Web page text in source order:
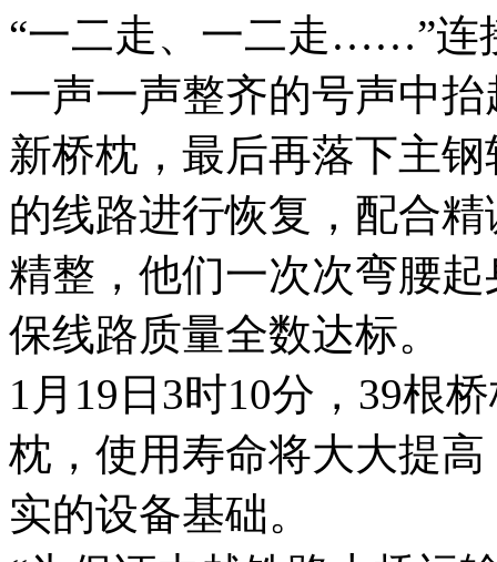
“一二走、一二走……”连
一声一声整齐的号声中
新桥枕，最后再落下主
的线路进行恢复，配合
精整，他们一次次弯腰
保线路质量全数达标。
1月19日3时10分，39根
枕，使用寿命将大大提
实的设备基础。